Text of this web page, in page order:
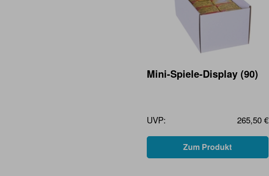
Mini-Spiele-Display (90)
UVP: 265,50 €
Zum Produkt